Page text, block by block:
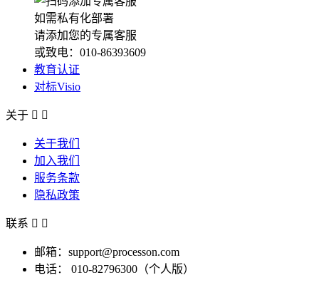
如需私有化部署
请添加您的专属客服
或致电：010-86393609
教育认证
对标Visio
关于  
关于我们
加入我们
服务条款
隐私政策
联系  
邮箱：support@processon.com
电话：
010-82796300（个人版）